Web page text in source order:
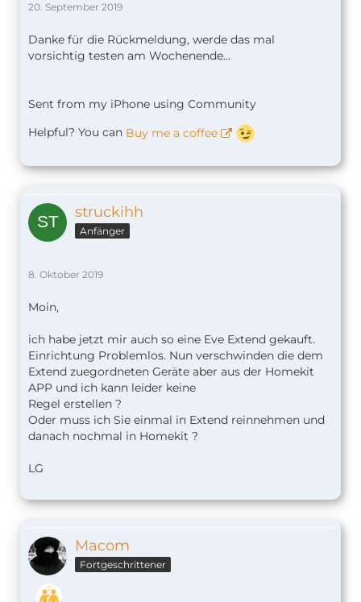
20. September 2019
Danke für die Rückmeldung, werde das mal
vorsichtig testen am Wochenende...
Sent from my iPhone using Community
Helpful? You can Buy me a coffee
struckihh
Anfänger
8. Oktober 2019
Moin,
ich habe jetzt mir auch so eine Eve Extend gekauft.
Einrichtung Problemlos. Nun verschwinden die dem
Extend zuegordneten Geräte aber aus der Homekit
APP und ich kann leider keine
Regel erstellen ?
Oder muss ich Sie einmal in Extend reinnehmen und
danach nochmal in Homekit ?
LG
Macom
Fortgeschrittener